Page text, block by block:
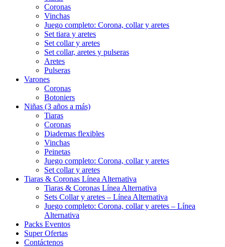
Coronas
Vinchas
Juego completo: Corona, collar y aretes
Set tiara y aretes
Set collar y aretes
Set collar, aretes y pulseras
Aretes
Pulseras
Varones
Coronas
Botoniers
Niñas (3 años a más)
Tiaras
Coronas
Diademas flexibles
Vinchas
Peinetas
Juego completo: Corona, collar y aretes
Set collar y aretes
Tiaras & Coronas Línea Alternativa
Tiaras & Coronas Línea Alternativa
Sets Collar y aretes – Línea Alternativa
Juego completo: Corona, collar y aretes – Línea
Alternativa
Packs Eventos
Super Ofertas
Contáctenos